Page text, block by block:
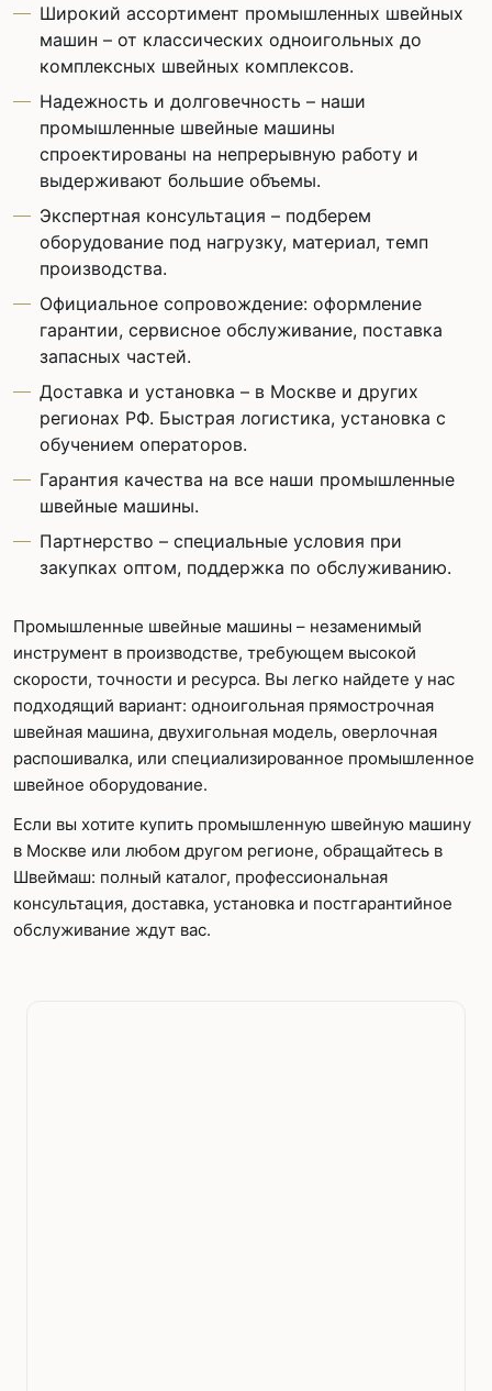
Широкий ассортимент промышленных швейных
машин – от классических одноигольных до
комплексных швейных комплексов.
Надежность и долговечность – наши
промышленные швейные машины
спроектированы на непрерывную работу и
выдерживают большие объемы.
Экспертная консультация – подберем
оборудование под нагрузку, материал, темп
производства.
Официальное сопровождение: оформление
гарантии, сервисное обслуживание, поставка
запасных частей.
Доставка и установка – в Москве и других
регионах РФ. Быстрая логистика, установка с
обучением операторов.
Гарантия качества на все наши промышленные
швейные машины.
Партнерство – специальные условия при
закупках оптом, поддержка по обслуживанию.
Промышленные швейные машины – незаменимый
инструмент в производстве, требующем высокой
скорости, точности и ресурса. Вы легко найдете у нас
подходящий вариант: одноигольная прямострочная
швейная машина, двухигольная модель, оверлочная
распошивалка, или специализированное промышленное
швейное оборудование.
Если вы хотите купить промышленную швейную машину
в Москве или любом другом регионе, обращайтесь в
Швеймаш: полный каталог, профессиональная
консультация, доставка, установка и постгарантийное
обслуживание ждут вас.